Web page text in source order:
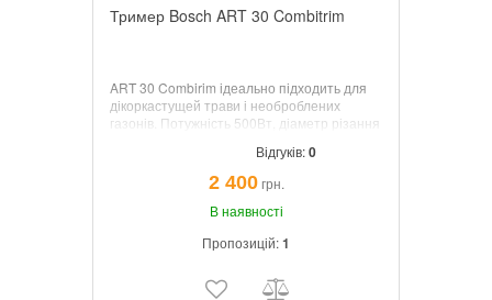
Тример Bosch ART 30 Combitrim
ART 30 Combirim ідеально підходить для
дікоркастущей трави і необроблених
газонів. Потужність 500Вт, діаметр різання
регулювання висоти 80-115см; поворот
головки, доп. суперлеска, ролики. защ.
Відгуків:0
2 400грн.
В наявності
Пропозицій:1